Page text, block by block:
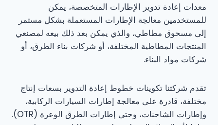
معدات إعادة تدوير الإطارات المتخصصة، يمكن
للمستخدمين معالجة الإطارات المستعملة بشكل مستمر
إلى مسحوق مطاطي، والذي يمكن بعد ذلك بيعه لمصنعي
المنتجات المطاطية المختلفة، أو شركات بناء الطرق، أو
شركات مواد البناء.
تقدم شركتنا تكوينات خطوط إعادة التدوير بسعات إنتاج
مختلفة، قادرة على معالجة إطارات السيارات الركابية،
وإطارات الشاحنات، وحتى إطارات الطرق الوعرة (OTR).